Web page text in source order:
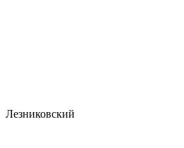
Лезниковский